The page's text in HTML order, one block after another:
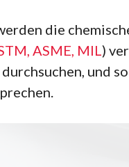
die
ASME, MIL)
und